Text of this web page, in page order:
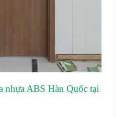
nhựa ABS Hàn Quốc tại